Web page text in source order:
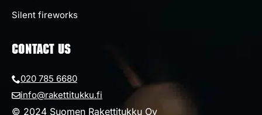
© 2024 Suomen Rakettitukku Oy
Silent fireworks
CONTACT US
020 785 6680
info@rakettitukku.fi